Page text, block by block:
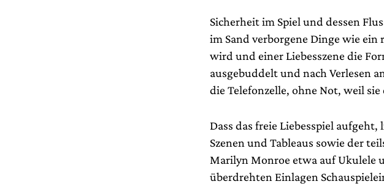
Sicherheit im Spiel und dessen
im Sand verborgene Dinge wie
wird und einer Liebesszene die
ausgebuddelt und nach Verlesen
die Telefonzelle, ohne Not, weil sie
Dass das freie Liebesspiel
Szenen und Tableaus sowie der
Marilyn Monroe etwa auf Ukulele
überdrehten Einlagen